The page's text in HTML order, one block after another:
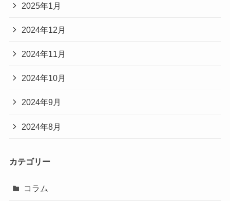
2025年1月
2024年12月
2024年11月
2024年10月
2024年9月
2024年8月
カテゴリー
コラム